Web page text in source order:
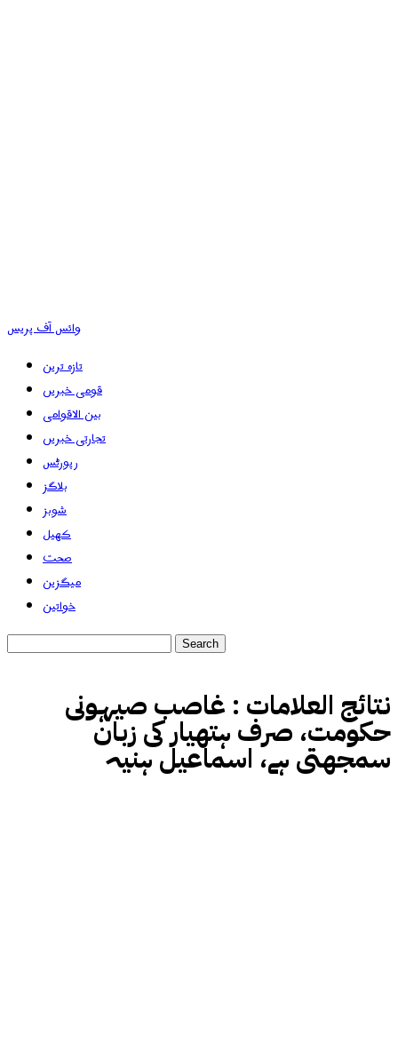
وائس آف پریس
تازہ ترین
قومی خبریں
بین الاقوامی
تجارتی خبریں
رپورٹس
بلاگز
شوبز
کھیل
صحت
میگزین
خواتین
نتائج العلامات : غاصب صیہونی
حکومت، صرف ہتھیار کی زبان
سمجھتی ہے، اسماعیل ہنیہ